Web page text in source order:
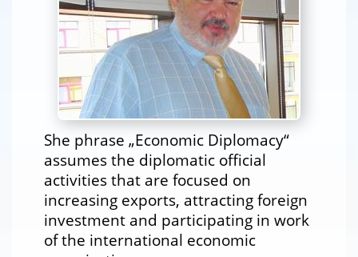
She phrase „Economic Diplomacy“
assumes the diplomatic official
activities that are focused on
increasing exports, attracting foreign
investment and participating in work
of the international economic